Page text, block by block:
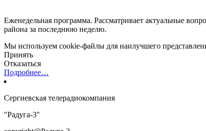
Еженедельная программа. Рассматривает актуальные
района за последнюю неделю.
Мы используем cookie-файлы для наилучшего
Принять
Отказаться
Подробнее…
Сергиевская телерадиокомпания
"Радуга-3"